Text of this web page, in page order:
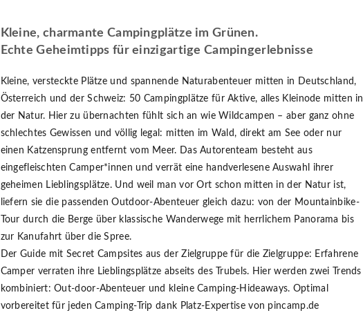
Kleine, charmante Campingplätze im Grünen.
Echte Geheimtipps für einzigartige Campingerlebnisse
Kleine, versteckte Plätze und spannende Naturabenteuer mitten in Deutschland,
Österreich und der Schweiz: 50 Campingplätze für Aktive, alles Kleinode mitten in
der Natur. Hier zu übernachten fühlt sich an wie Wildcampen – aber ganz ohne
schlechtes Gewissen und völlig legal: mitten im Wald, direkt am See oder nur
einen Katzensprung entfernt vom Meer. Das Autorenteam besteht aus
eingefleischten Camper*innen und verrät eine handverlesene Auswahl ihrer
geheimen Lieblingsplätze. Und weil man vor Ort schon mitten in der Natur ist,
liefern sie die passenden Outdoor-Abenteuer gleich dazu: von der Mountainbike-
Tour durch die Berge über klassische Wanderwege mit herrlichem Panorama bis
zur Kanufahrt über die Spree.
Der Guide mit Secret Campsites aus der Zielgruppe für die Zielgruppe: Erfahrene
Camper verraten ihre Lieblingsplätze abseits des Trubels. Hier werden zwei Trends
kombiniert: Out-door-Abenteuer und kleine Camping-Hideaways. Optimal
vorbereitet für jeden Camping-Trip dank Platz-Expertise von pincamp.de